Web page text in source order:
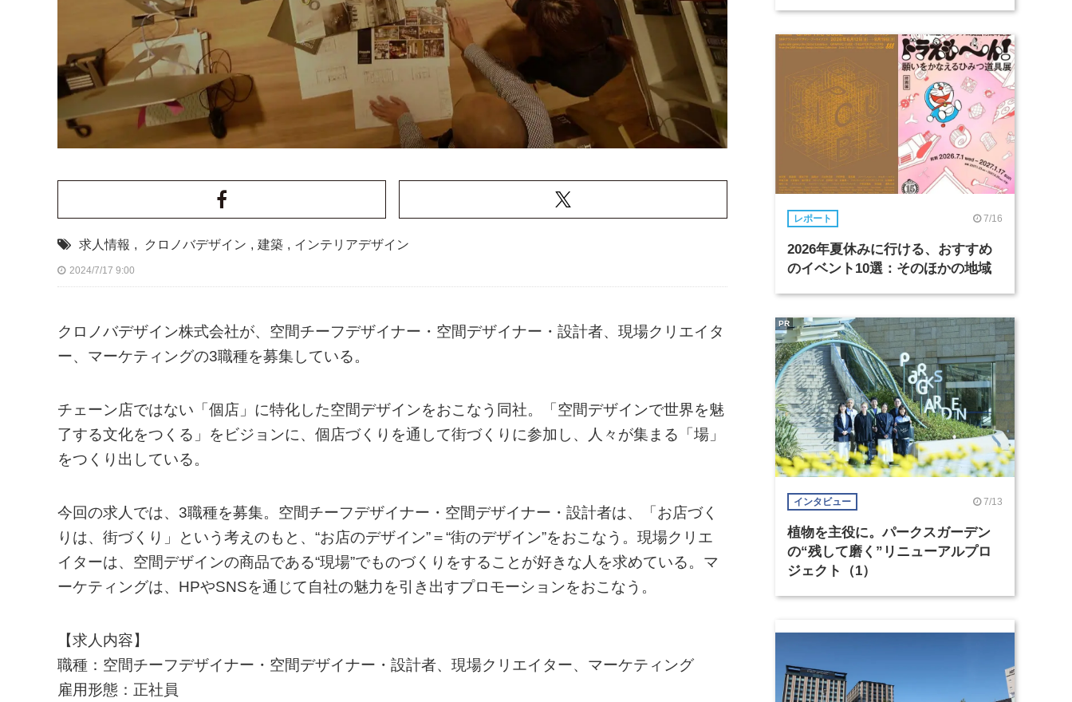
求人情報 , クロノバデザイン , 建築 , インテリアデザイン
2024/7/17 9:00
クロノバデザイン株式会社が、空間チーフデザイナー・空間デザイナー・設計者、現場クリエイタ
ー、マーケティングの3職種を募集している。
チェーン店ではない「個店」に特化した空間デザインをおこなう同社。「空間デザインで世界を魅
了する⽂化をつくる」をビジョンに、個店づくりを通して街づくりに参加し、人々が集まる「場」
をつくり出している。
今回の求人では、3職種を募集。空間チーフデザイナー・空間デザイナー・設計者は、「お店づく
りは、街づくり」という考えのもと、“お店のデザイン”＝“街のデザイン”をおこなう。現場クリエ
イターは、空間デザインの商品である“現場”でものづくりをすることが好きな人を求めている。マ
ーケティングは、HPやSNSを通じて自社の魅力を引き出すプロモーションをおこなう。
【求人内容】
職種：空間チーフデザイナー・空間デザイナー・設計者、現場クリエイター、マーケティング
雇用形態：正社員
レポート 7/16
2026年夏休みに行ける、おすすめ
のイベント10選：そのほかの地域
インタビュー 7/13
植物を主役に。パークスガーデン
の“残して磨く”リニューアルプロ
ジェクト（1）
PR